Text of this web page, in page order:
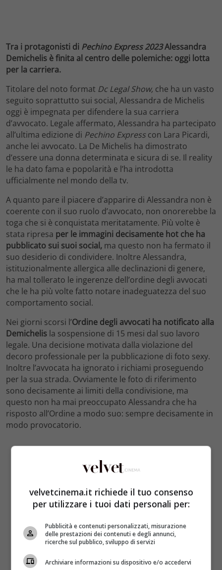
Tra i protagonisti di Pechino Express 2023Alessandra
Demichelis è finita al centro delle polemiche: oggi lotta
per la carriera.
Titolare del noto format Dc Legal Show, che ha un vasto
seguito soprattutto sui social, Alessandra de Michelis
oggi è impegnata per difendere la sua carriera
d’avvocato. Legale affermato, Alessandra ha partecipato
all’ultima edizione di Pechino Express con Lara Picardi,
anche lei avvocato. La De Michelis ha dimostrato
d’essere una donna determinata e sicura di se. Il reality
le ha dato fama e popolarità e l’ha introdotta
ufficialmente nel mondo della tv.
A quanto pare il piacere d’apparire di Alessandra non è
coerente con il suo ruolo d’avvocato, non onorerebbe la
toga che si è conquistata meritatamente. Più volte è
stata ripresa per le immagini decisamente hot che ha
pubblicato sui suoi social, ma questo non ha fermato il
suo desiderio di condividere. Inoltre Alessandra,
istituzionalmente allergica alle declinazioni di genere,
ha mal tollerato le ingerenze dell’ordine degli avvocati
che le ha più volte fatto notare inadeguatezza del suo
comportamento social.
Nei giorni scorsi l’Ordine degli avvocati ha notificato alla
Demichelis la sospensione di 15 mesi dal suo lavoro
legale. Una decisione motivata dalla violazione del
decoro professionale per la pubblicazione di foto sexy.
Inoltre l’avvocata ha ignorato i richiami proseguendo
per la sua strada. Ovviamente le foto di riferimento
sono decisamente ai limiti della condivisione, ma
questo non ha mai preoccupato Alessandra che ha
risposto all’Ordine a modo suo: sempre decisamente in
modo provocatorio.
velvetcinema.it richiede il tuo consenso
per utilizzare i tuoi dati personali per:
Pubblicità e contenuti personalizzati, misurazione
delle prestazioni dei contenuti e degli annunci,
ricerche sul pubblico, sviluppo di servizi
Archiviare informazioni su dispositivo e/o accedervi